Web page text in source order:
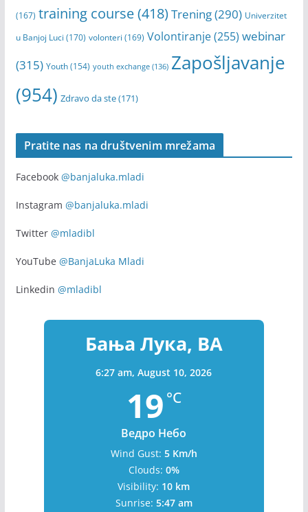
(167) training course(418) Trening(290) Univerzitet
u Banjoj Luci (170) volonteri (169) Volontiranje(255) webinar
(315) Youth(154) youth exchange(136) Zapošljavanje
(954) Zdravo da ste(171)
Pratite nas na društvenim mrežama
Facebook @banjaluka.mladi
Instagram @banjaluka.mladi
Twitter @mladibl
YouTube @BanjaLuka Mladi
Linkedin @mladibl
Бања Лука, BA
6:27 am,August 10, 2026
19 °C
Ведро Небо
Wind Gust: 5 Km/h
Clouds: 0%
Visibility: 10 km
Sunrise: 5:47 am